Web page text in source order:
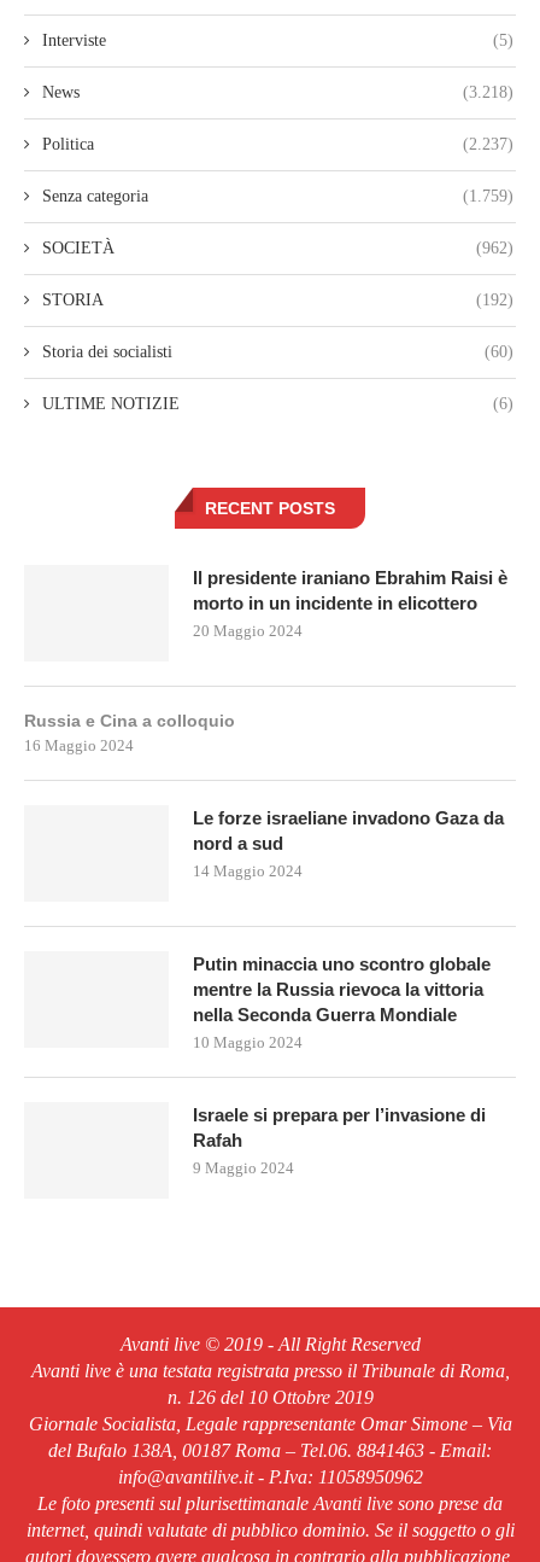
Interviste (5)
News (3.218)
Politica (2.237)
Senza categoria (1.759)
SOCIETÀ (962)
STORIA (192)
Storia dei socialisti (60)
ULTIME NOTIZIE (6)
RECENT POSTS
Il presidente iraniano Ebrahim Raisi è
morto in un incidente in elicottero
20 Maggio 2024
Russia e Cina a colloquio
16 Maggio 2024
Le forze israeliane invadono Gaza da
nord a sud
14 Maggio 2024
Putin minaccia uno scontro globale
mentre la Russia rievoca la vittoria
nella Seconda Guerra Mondiale
10 Maggio 2024
Israele si prepara per l’invasione di
Rafah
9 Maggio 2024
Avanti live © 2019 - All Right Reserved
Avanti live è una testata registrata presso il Tribunale di Roma,
n. 126 del 10 Ottobre 2019
Giornale Socialista, Legale rappresentante Omar Simone – Via
del Bufalo 138A, 00187 Roma – Tel.06. 8841463 - Email:
info@avantilive.it - P.Iva: 11058950962
Le foto presenti sul plurisettimanale Avanti live sono prese da
internet, quindi valutate di pubblico dominio. Se il soggetto o gli
autori dovessero avere qualcosa in contrario alla pubblicazione,